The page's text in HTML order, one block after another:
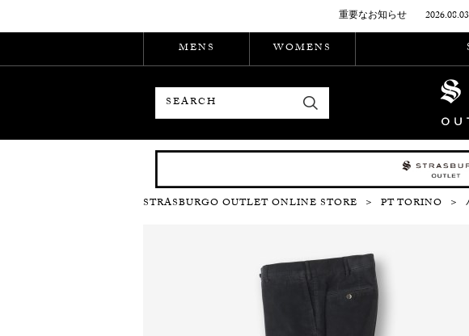
重要なお知らせ 2026.08.03
MENS
WOMENS
STRASBURGO OUTLET ONLINE STORE ＞ PT TORINO ＞